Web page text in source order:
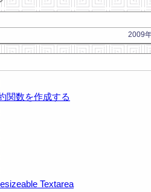
2009
関数を作成する
Textarea